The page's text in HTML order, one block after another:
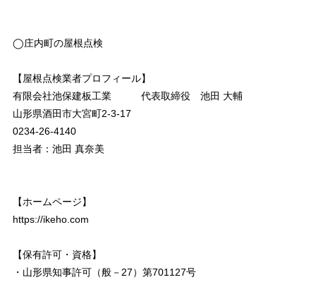
◯庄内町の屋根点検
【屋根点検業者プロフィール】
有限会社池保建板工業 代表取締役 池田 大輔
山形県酒田市大宮町2-3-17
0234-26-4140
担当者：池田 真奈美
【ホームページ】
https://ikeho.com
【保有許可・資格】
・山形県知事許可（般－27）第701127号